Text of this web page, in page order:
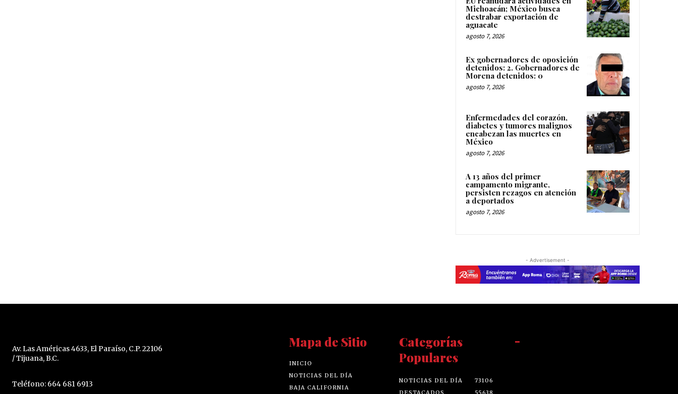
Michoacán; México busca
destrabar exportación de
aguacate
agosto 7, 2026
Ex gobernadores de oposición
detenidos: 2. Gobernadores de
Morena detenidos: 0
agosto 7, 2026
Enfermedades del corazón,
diabetes y tumores malignos
encabezan las muertes en
México
agosto 7, 2026
A 13 años del primer
campamento migrante,
persisten rezagos en atención
a deportados
agosto 7, 2026
- Advertisement -
Av. Las Américas 4633, El Paraíso, C.P. 22106
/ Tijuana, B.C.
Teléfono: 664 681 6913
Mapa de Sitio
INICIO
NOTICIAS DEL DÍA
BAJA CALIFORNIA
Categorías
Populares
NOTICIAS DEL DÍA
73106
-